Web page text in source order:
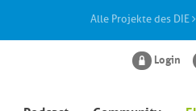
Alle Projekte des DIE
Login